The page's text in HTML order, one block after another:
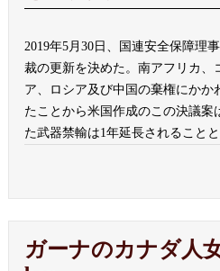
2019年5月30日、国連安全保障理
裁の更新を決めた。南アフリカ、
ア、ロシア及び中国の棄権にかか
たことから米国作成のこの決議案
た武器禁輸は1年延長されること
ガーナのカナダ人